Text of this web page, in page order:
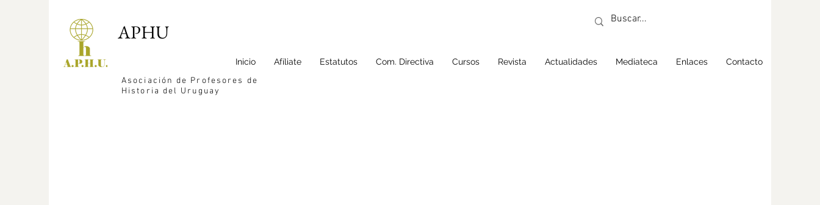
APHU
Asociación de Profesores de
Historia del Uruguay
Inicio Afíliate Estatutos Com. Directiva Cursos Revista Actualidades Mediateca Enlaces Contacto